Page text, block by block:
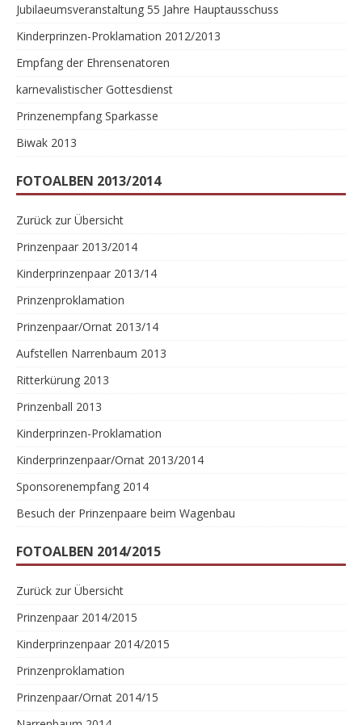
Jubilaeumsveranstaltung 55 Jahre Hauptausschuss
Kinderprinzen-Proklamation 2012/2013
Empfang der Ehrensenatoren
karnevalistischer Gottesdienst
Prinzenempfang Sparkasse
Biwak 2013
FOTOALBEN 2013/2014
Zurück zur Übersicht
Prinzenpaar 2013/2014
Kinderprinzenpaar 2013/14
Prinzenproklamation
Prinzenpaar/Ornat 2013/14
Aufstellen Narrenbaum 2013
Ritterkürung 2013
Prinzenball 2013
Kinderprinzen-Proklamation
Kinderprinzenpaar/Ornat 2013/2014
Sponsorenempfang 2014
Besuch der Prinzenpaare beim Wagenbau
FOTOALBEN 2014/2015
Zurück zur Übersicht
Prinzenpaar 2014/2015
Kinderprinzenpaar 2014/2015
Prinzenproklamation
Prinzenpaar/Ornat 2014/15